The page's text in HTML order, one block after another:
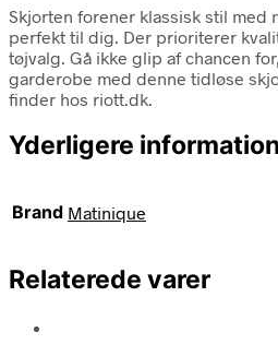
Skjorten forener klassisk stil med
perfekt til dig. Der prioriterer
tøjvalg. Gå ikke glip af chancen
garderobe med denne tidløse
finder hos riott.dk.
Yderligere information
Brand Matinique
Relaterede varer